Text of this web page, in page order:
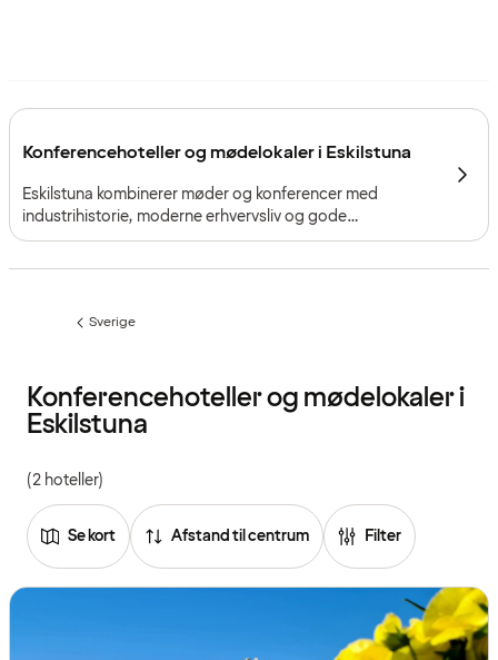
Konferencehoteller og mødelokaler i Eskilstuna
Eskilstuna kombinerer møder og konferencer med
industrihistorie, moderne erhvervsliv og gode
togforbindelser tæt på Stockholm.
Forrige
Sverige
Konferencehoteller og mødelokaler i
Eskilstuna
(2 hoteller)
Se kort Afstand til centrum Filter